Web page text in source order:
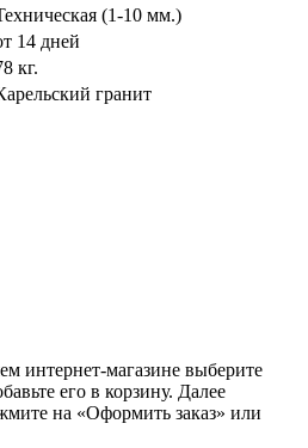
(1-10 мм.)
14 дней
кг.
гранит
интернет-магазине выберите
его в корзину. Далее
на «Оформить заказ» или